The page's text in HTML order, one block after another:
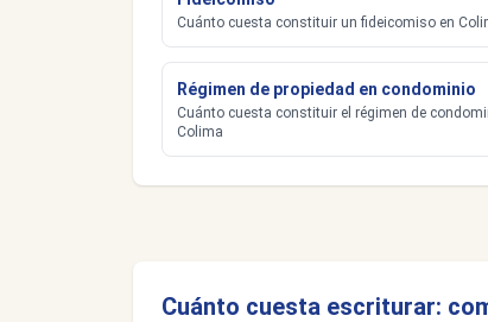
Cuánto cuesta constituir un fideicomiso en
Régimen de propiedad en condominio
Cuánto cuesta constituir el régimen de
Colima
Cuánto cuesta escriturar: